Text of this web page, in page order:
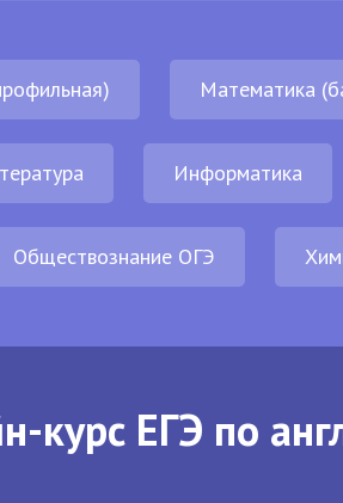
Математика
Информатика
Обществознание ОГЭ
курс ЕГЭ по